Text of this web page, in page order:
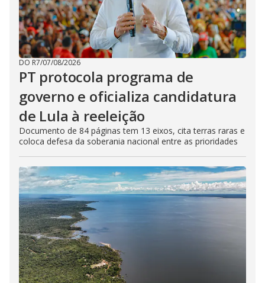
DO R7/07/08/2026
PT protocola programa de
governo e oficializa candidatura
de Lula à reeleição
Documento de 84 páginas tem 13 eixos, cita terras raras e
coloca defesa da soberania nacional entre as prioridades